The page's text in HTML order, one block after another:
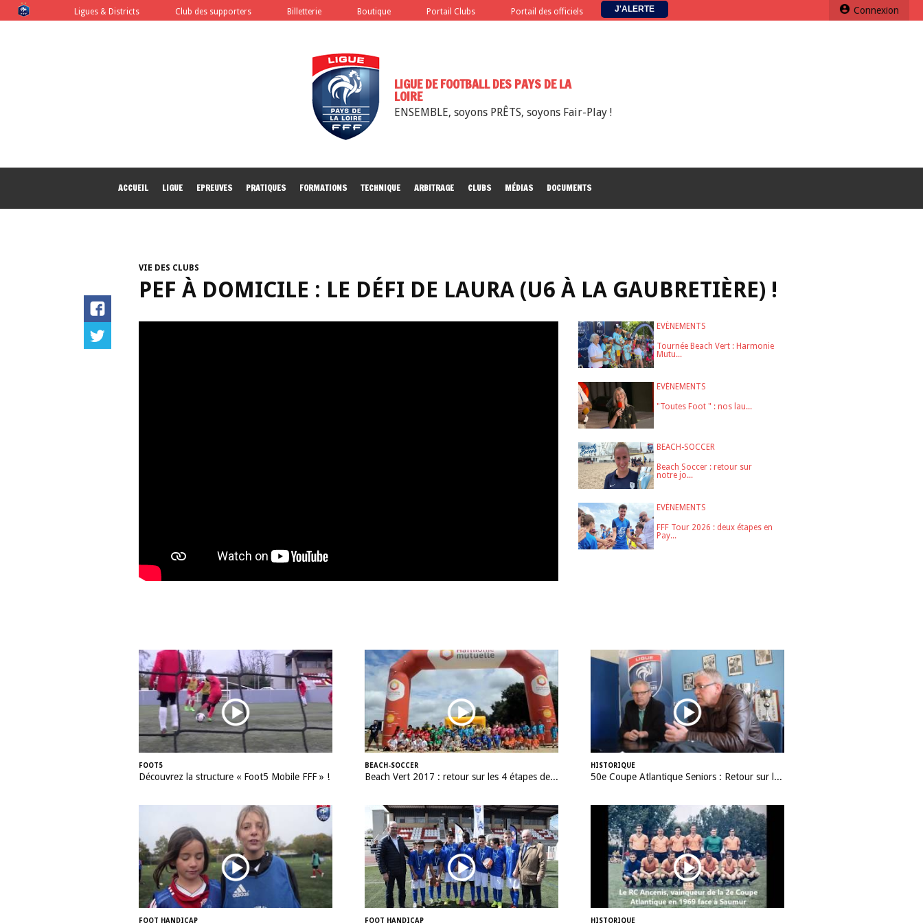
Ligues & Districts Club des supporters Billetterie Boutique Portail Clubs Portail des officiels J'ALERTE Connexion
LIGUE DE FOOTBALL DES PAYS DE LA
LOIRE
ENSEMBLE, soyons PRÊTS, soyons Fair-Play !
ACCUEIL LIGUE EPREUVES PRATIQUES FORMATIONS TECHNIQUE ARBITRAGE CLUBS MÉDIAS DOCUMENTS
VIE DES CLUBS
PEF À DOMICILE : LE DÉFI DE LAURA (U6 À LA GAUBRETIÈRE) !
EVÉNEMENTS
Tournée Beach Vert : Harmonie
Mutu...
EVÉNEMENTS
"Toutes Foot " : nos lau...
BEACH-SOCCER
Beach Soccer : retour sur
notre jo...
EVÉNEMENTS
FFF Tour 2026 : deux étapes en
Pay...
FOOT5
Découvrez la structure « Foot5 Mobile FFF » !
BEACH-SOCCER
Beach Vert 2017 : retour sur les 4 étapes de la 1ère semaine !
HISTORIQUE
50e Coupe Atlantique Seniors : Retour sur la victoire de l'ASPTT Nantes en 1982
FOOT HANDICAP FOOT HANDICAP HISTORIQUE